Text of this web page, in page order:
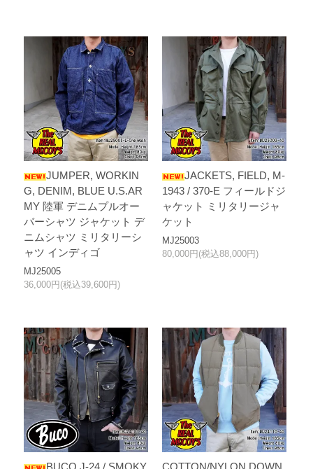
JUMPER, WORKIN
G, DENIM, BLUE U.S.AR
MY 陸軍 デニムプルオー
バーシャツ ジャケット デ
ニムシャツ ミリタリーシ
ャツ インディゴ
MJ25005
36,000円(税込39,600円)
JACKETS, FIELD, M-
1943 / 370-E フィールドジ
ャケット ミリタリージャ
ケット
MJ25003
80,000円(税込88,000円)